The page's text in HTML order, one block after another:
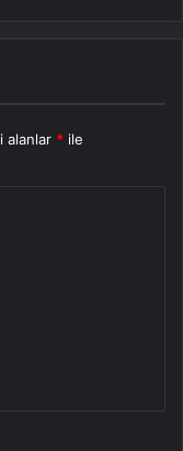
alanlar * ile